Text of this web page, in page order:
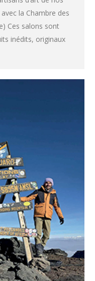
la Chambre des
Ces salons sont
inédits, originaux